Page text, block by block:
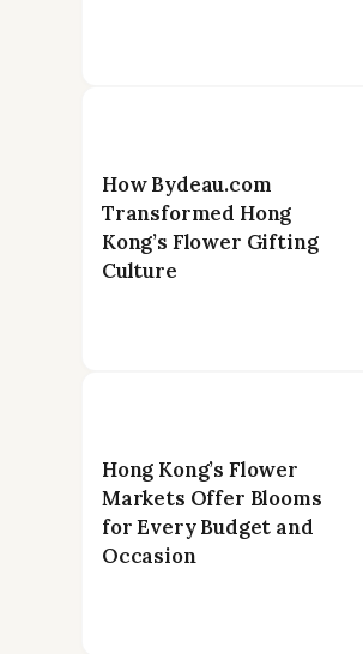
How Bydeau.com
Transformed Hong
Kong’s Flower Gifting
Culture
Hong Kong’s Flower
Markets Offer Blooms
for Every Budget and
Occasion